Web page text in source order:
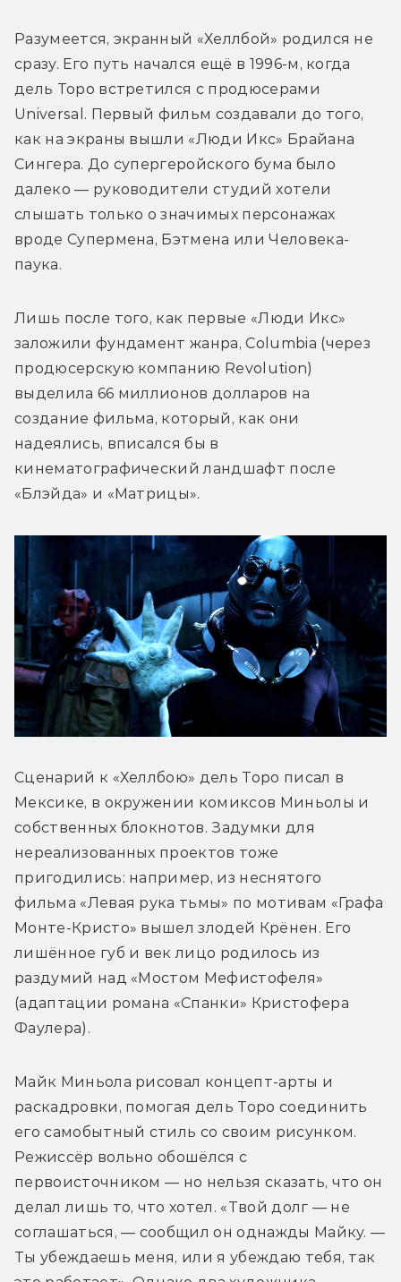
Разумеется, экранный «Хеллбой» родился не
сразу. Его путь начался ещё в 1996-м, когда
дель Торо встретился с продюсерами
Universal. Первый фильм создавали до того,
как на экраны вышли «Люди Икс» Брайана
Сингера. До супергеройского бума было
далеко — руководители студий хотели
слышать только о значимых персонажах
вроде Супермена, Бэтмена или Человека-
паука.
Лишь после того, как первые «Люди Икс»
заложили фундамент жанра, Columbia (через
продюсерскую компанию Revolution)
выделила 66 миллионов долларов на
создание фильма, который, как они
надеялись, вписался бы в
кинематографический ландшафт после
«Блэйда» и «Матрицы».
Сценарий к «Хеллбою» дель Торо писал в
Мексике, в окружении комиксов Миньолы и
собственных блокнотов. Задумки для
нереализованных проектов тоже
пригодились: например, из неснятого
фильма «Левая рука тьмы» по мотивам «Графа
Монте-Кристо» вышел злодей Крёнен. Его
лишённое губ и век лицо родилось из
раздумий над «Мостом Мефистофеля»
(адаптации романа «Спанки» Кристофера
Фаулера).
Майк Миньола рисовал концепт-арты и
раскадровки, помогая дель Торо соединить
его самобытный стиль со своим рисунком.
Режиссёр вольно обошёлся с
первоисточником — но нельзя сказать, что он
делал лишь то, что хотел. «Твой долг — не
соглашаться, — сообщил он однажды Майку. —
Ты убеждаешь меня, или я убеждаю тебя, так